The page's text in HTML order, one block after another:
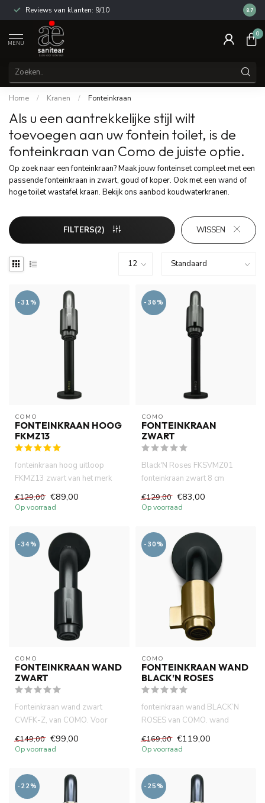
Reviews van klanten: 9/10 14
8.7
MENU
0
Home / Kranen / Fonteinkraan
Als u een aantrekkelijke stijl wilt
toevoegen aan uw fontein toilet, is de
fonteinkraan van Como de juiste optie.
Op zoek naar een fonteinkraan? Maak jouw fonteinset compleet met een
passende fonteinkraan in zwart, goud of koper. Ook met een wand of
hoge toilet wastafel kraan. Bekijk ons aanbod koudwaterkranen.
FILTERS(2) WISSEN
-31%
COMO
FONTEINKRAAN HOOG
FKMZ13
fonteinkraan hoog uitloop
FKMZ13 zwart van het merk
messing m...
€129,00 €89,00
Op voorraad
-36%
COMO
FONTEINKRAAN
ZWART
Black'N Roses FKSVMZ01
fonteinkraan zwart 8 cm
messing mat...
€129,00 €83,00
Op voorraad
-34%
COMO
FONTEINKRAAN WAND
ZWART
Fonteinkraan wand zwart
CWFK-Z, van COMO. Voor
levensduur ne...
€149,00 €99,00
Op voorraad
-30%
COMO
FONTEINKRAAN WAND
BLACK’N ROSES
fonteinkraan wand BLACK’N
ROSES van COMO. wand
Vanu...
€169,00 €119,00
Op voorraad
-22% -25%